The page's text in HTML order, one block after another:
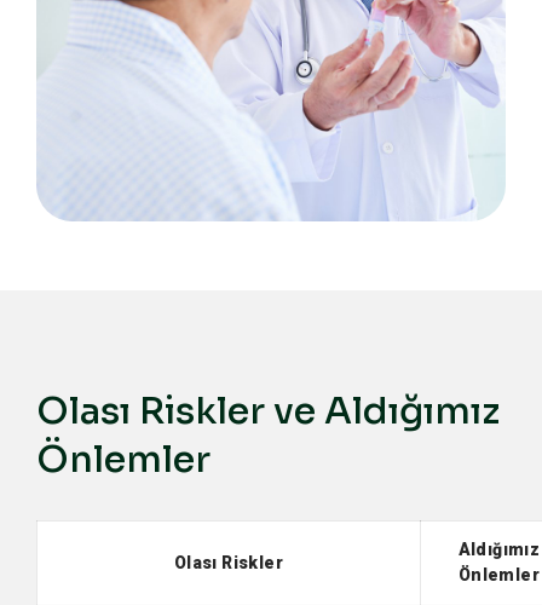
Olası Riskler ve Aldığımız
Önlemler
Olası Riskler
Aldığımız
Önlemler